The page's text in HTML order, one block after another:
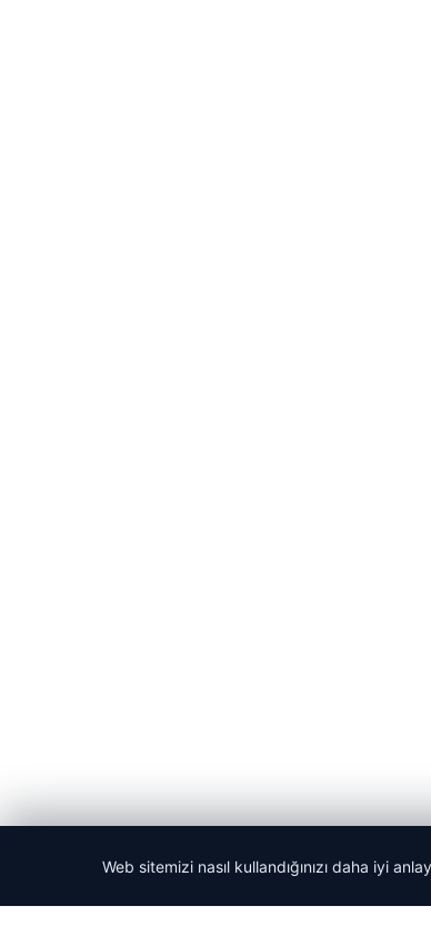
Web sitemizi nasıl kullandığınızı daha iyi